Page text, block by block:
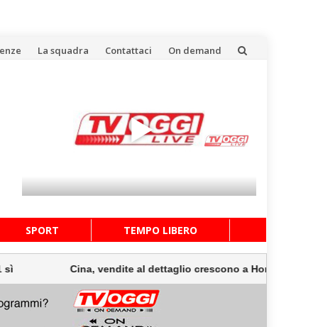
La squadra Contattaci On demand
SPORT TEMPO LIBERO
vendite al dettaglio crescono a Hong Kong per 14 mesi